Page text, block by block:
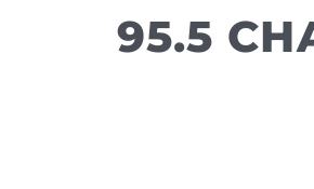
95.5